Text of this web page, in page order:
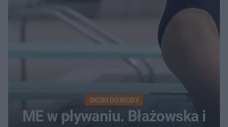
SKOKI DO WODY
ME w pływaniu. Błażowska i